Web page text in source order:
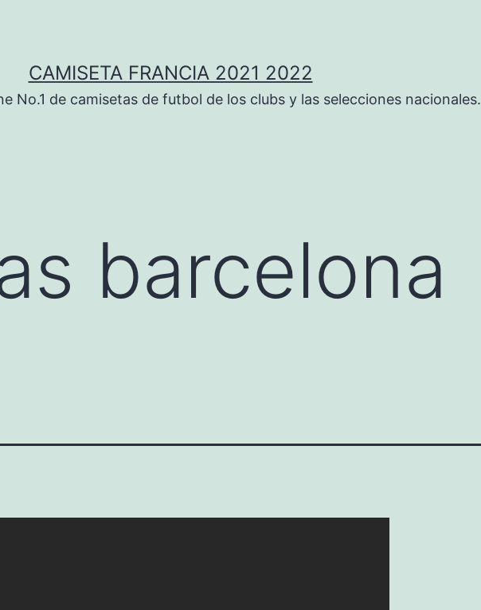
CAMISETA FRANCIA 2021 2022
No.1 de camisetas de futbol de los clubs y las selecciones nacionales.
barcelona